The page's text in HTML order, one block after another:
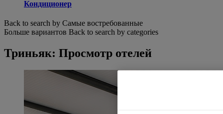
Кондиционер
Back to search by Самые востребованные
Больше вариантов Back to search by categories
Триньяк: Просмотр отелей